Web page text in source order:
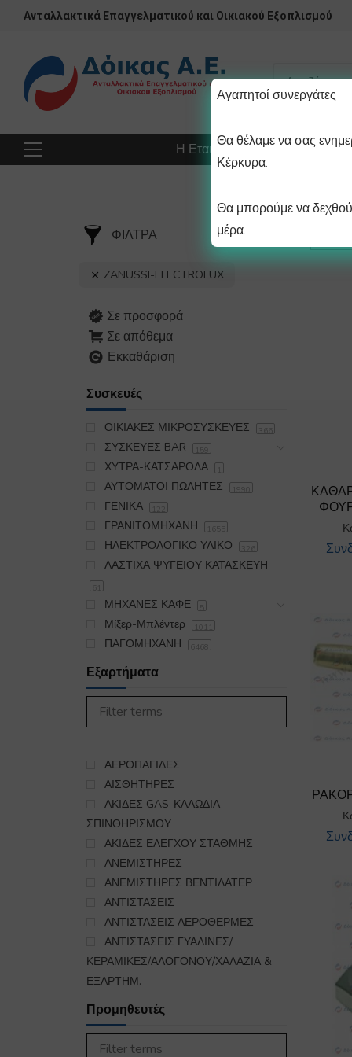
Ανταλλακτικά Επαγγελματικού και Οικιακού Εξοπλισμού
Η Εταιρεία Προϊόντα
ΦΙΛΤΡΑ
ZANUSSI-ELECTROLUX
Σε προσφορά
Σε απόθεμα
Εκκαθάριση
Συσκευές
ΟΙΚΙΑΚΕΣ ΜΙΚΡΟΣΥΣΚΕΥΕΣ 366
ΣΥΣΚΕΥΕΣ BAR 159
ΧΥΤΡΑ-ΚΑΤΣΑΡΟΛΑ 1
ΑΥΤΟΜΑΤΟΙ ΠΩΛΗΤΕΣ 1990
ΓΕΝΙΚΑ 122
ΓΡΑΝΙΤΟΜΗΧΑΝΗ 1655
ΗΛΕΚΤΡΟΛΟΓΙΚΟ ΥΛΙΚΟ 326
ΛΑΣΤΙΧΑ ΨΥΓΕΙΟΥ ΚΑΤΑΣΚΕΥΗ
61
ΜΗΧΑΝΕΣ ΚΑΦΕ 5
Μίξερ-Μπλέντερ 1011
ΠΑΓΟΜΗΧΑΝΗ 6468
ΠΛΥΝΤΗΡΙΟ
ΣΙΔΕΡΩΤΗΡΙΟ
985
ΨΥΞΗ-ΘΕΡΜΑΝΣΗ
ΕΞΑΡΤΗΜΑΤΑ ΣΥΝΔΕΣΗΣ
ΥΓΡΑΕΡΙΟΥ-GAS 140
Εξαρτήματα
ΑΕΡΟΠΑΓΙΔΕΣ
ΑΙΣΘΗΤΗΡΕΣ
ΑΚΙΔΕΣ GAS-ΚΑΛΩΔΙΑ
ΣΠΙΝΘΗΡΙΣΜΟΥ
ΑΚΙΔΕΣ ΕΛΕΓΧΟΥ ΣΤΑΘΜΗΣ
ΑΝΕΜΙΣΤΗΡΕΣ
ΑΝΕΜΙΣΤΗΡΕΣ ΒΕΝΤΙΛΑΤΕΡ
ΑΝΤΙΣΤΑΣΕΙΣ
ΑΝΤΙΣΤΑΣΕΙΣ ΑΕΡΟΘΕΡΜΕΣ
ΑΝΤΙΣΤΑΣΕΙΣ ΓΥΑΛΙΝΕΣ/
ΚΕΡΑΜΙΚΕΣ/ΑΛΟΓΟΝΟΥ/ΧΑΛΑΖΙΑ &
ΕΞΑΡΤΗΜ.
ΑΝΤΛΙΕΣ ΣΤΕΓΝΩΤΙΚΟΥ-
ΑΠΟΡΡΥΠΑΝΤΙΚΟΥ & ΕΞΑΡΤΗΜΑΤΑ
Προμηθευτές
Αγαπητοί συνεργάτες
Θα θέλαμε να σας
Κέρκυρα.
Θα μπορούμε να
μέρα.